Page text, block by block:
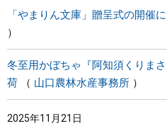
「やまりん文庫」贈呈式の開催
冬至用かぼちゃ『阿知須くりま
荷
山口農林水産事務所
2025年11月21日